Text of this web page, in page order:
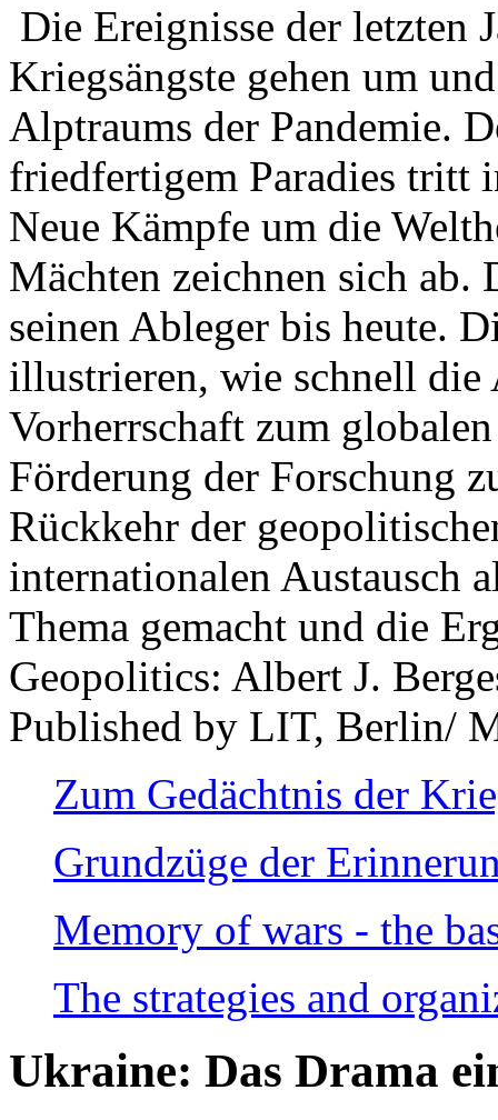
Die Ereignisse der letzten
Kriegsängste gehen um
Alptraums der Pandemie.
friedfertigem Paradies tritt
Neue Kämpfe um die
Mächten zeichnen sich
seinen Ableger bis heute.
illustrieren, wie schnell die
Vorherrschaft zum
Förderung der Forschung
Rückkehr der
internationalen Austausch
Thema gemacht und die
Geopolitics: Albert J.
Published by LIT, Berlin/
Zum Gedächtnis der
Grundzüge der
Memory of wars - the
The strategies and
Ukraine: Das Drama